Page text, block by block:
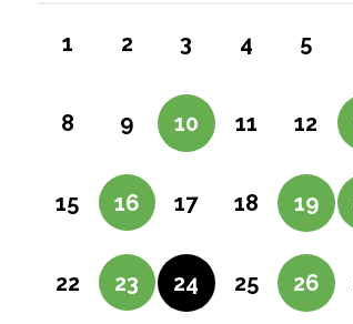
1 2 3 4 5
8 9 10 11 12
15 16 17 18 19
22 23 24 25 26